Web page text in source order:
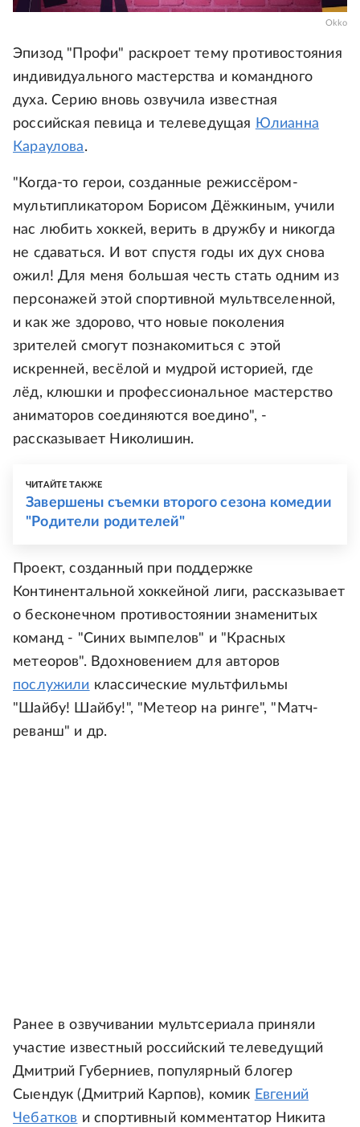
Okko
Эпизод "Профи" раскроет тему противостояния
индивидуального мастерства и командного
духа. Серию вновь озвучила известная
российская певица и телеведущая Юлианна
Караулова.
"Когда-то герои, созданные режиссёром-
мультипликатором Борисом Дёжкиным, учили
нас любить хоккей, верить в дружбу и никогда
не сдаваться. И вот спустя годы их дух снова
ожил! Для меня большая честь стать одним из
персонажей этой спортивной мультвселенной,
и как же здорово, что новые поколения
зрителей смогут познакомиться с этой
искренней, весёлой и мудрой историей, где
лёд, клюшки и профессиональное мастерство
аниматоров соединяются воедино", -
рассказывает Николишин.
ЧИТАЙТЕ ТАКЖЕ
Завершены съемки второго сезона комедии
"Родители родителей"
Проект, созданный при поддержке
Континентальной хоккейной лиги, рассказывает
о бесконечном противостоянии знаменитых
команд - "Синих вымпелов" и "Красных
метеоров". Вдохновением для авторов
послужили классические мультфильмы
"Шайбу! Шайбу!", "Метеор на ринге", "Матч-
реванш" и др.
Ранее в озвучивании мультсериала приняли
участие известный российский телеведущий
Дмитрий Губерниев, популярный блогер
Сыендук (Дмитрий Карпов), комик Евгений
Чебатков и спортивный комментатор Никита